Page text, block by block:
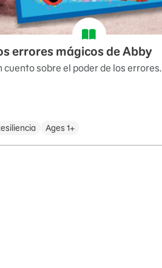
errores mágicos de Abby
cuento sobre el poder de los errores.
Ages 1+